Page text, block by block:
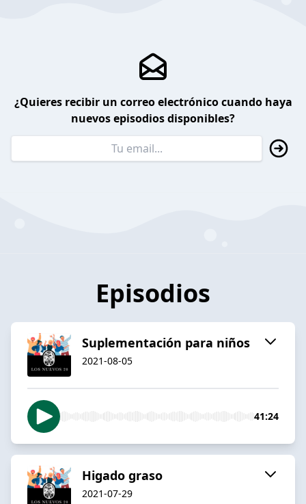
¿Quieres recibir un correo electrónico cuando haya
nuevos episodios disponibles?
Episodios
Suplementación para niños
2021-08-05
41:24
Higado graso
2021-07-29